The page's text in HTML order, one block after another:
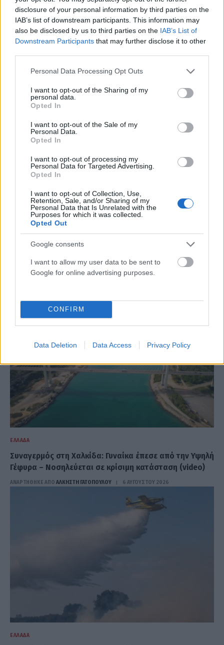
disclosure of your personal information by third parties on the
IAB’s list of downstream participants. This information may
also be disclosed by us to third parties on the IAB’s List of
Downstream Participants that may further disclose it to other
Please note that this website/app uses one or more Google
not limited to your visit or usage behaviour. You may click to
grant or deny consent to Google and its third-party tags to
use your data for below specified purposes in below Google
consent section.
Personal Data Processing Opt Outs
I want to opt-out of the Sharing of my
personal data.
Opted In
I want to opt-out of the Sale of my
Personal Data.
Opted In
I want to opt-out of processing my
Personal Data for Targeted Advertising.
Opted In
I want to opt-out of Collection, Use,
Retention, Sale, and/or Sharing of my
Personal Data that Is Unrelated with the
Purposes for which it was collected.
Opted Out
Google consents
I want to allow my user data to be sent to
Google for online advertising purposes.
CONFIRM
Data Deletion Data Access Privacy Policy
Ναύπλιο: Στη φυλακή οι δύο κατηγορούμενοι για τη
δολοφονία του 58χρονου ψυχολόγου
ΑΝΑΡΤΗΘΗΚΕ ΑΠΟΆΛΚΗΣΤΗ ΓΑΤΟΠΟΎΛΟΥ 6 ΑΥΓΟΎΣΤΟΥ 2026
Marfin: Μετά τις 22:00 η άφιξη της 46χρονης στην
Ελλάδα – Θα οδηγηθεί στη ΓΑΔΑ (video)
ΕΛΛΆΔΑ
Συναγερμός στη Χαλκίδα: Γυναίκα έπεσε από την Υψηλή
Γέφυρα – Νοσηλεύεται σε κρίσιμη κατάσταση (video)
ΑΝΑΡΤΗΘΗΚΕ ΑΠΟ ΆΛΚΗΣΤΗ ΓΑΤΟΠΟΎΛΟΥ 6 ΑΥΓΟΎΣΤΟΥ 2026
ΕΛΛΆΔΑ